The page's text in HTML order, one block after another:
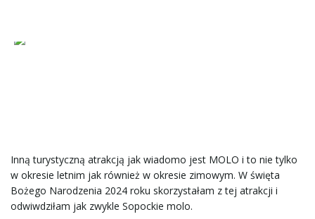
Inną turystyczną atrakcją jak wiadomo jest MOLO i to nie tylko
w okresie letnim jak również w okresie zimowym. W święta
Bożego Narodzenia 2024 roku skorzystałam z tej atrakcji i
odwiwdziłam jak zwykle Sopockie molo.